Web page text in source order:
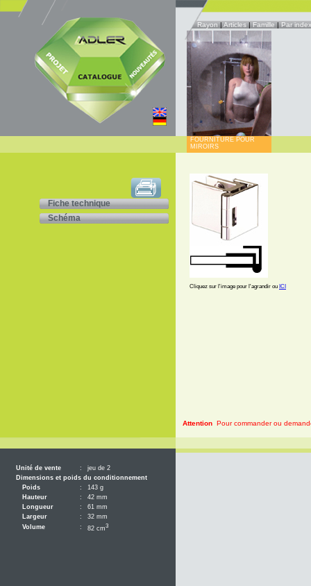
Rayon|Articles|Famille|Par index
Fiche technique
Schéma
Unité de vente :
jeu de 2
Dimensions et poids du conditionnement
Poids
:
143 g
Hauteur
:
42 mm
Longueur
:
61 mm
Largeur
:
32 mm
Volume
: 82 cm3
FOURNITURE POUR
MIROIRS
Cliquez sur l'image pour l'agrandir ou ICI
Attention Pour commander ou